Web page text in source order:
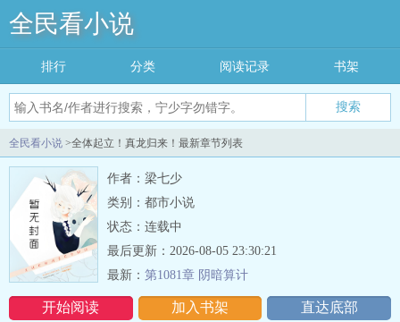
全民看小说
搜索
排行 分类 阅读记录 书架
全民看小说 >全体起立！真龙归来！最新章节列表
作者：梁七少
类别：都市小说
状态：连载中
开始阅读 加入书架 直达底部
最后更新：2026-08-05 23:30:21
最新： 第1081章 阴暗算计